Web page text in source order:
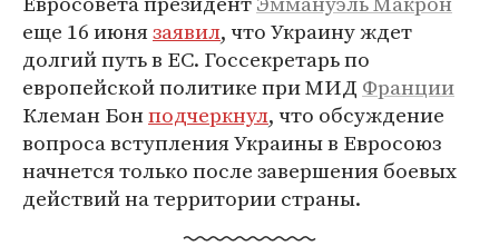
еще 16 июнязаявил, что Украину ждет
долгий путь в ЕС. Госсекретарь по
европейской политике при МИД Франции
Клеман Бонподчеркнул, что обсуждение
вопроса вступления Украины в Евросоюз
начнется только после завершения боевых
действий на территории страны.